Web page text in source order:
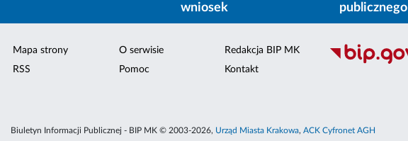
wniosek
publicznego
Mapa strony
RSS
O serwisie
Pomoc
Redakcja BIP MK
Kontakt
Biuletyn Informacji Publicznej - BIP MK © 2003-2026, Urząd Miasta Krakowa, ACK Cyfronet AGH